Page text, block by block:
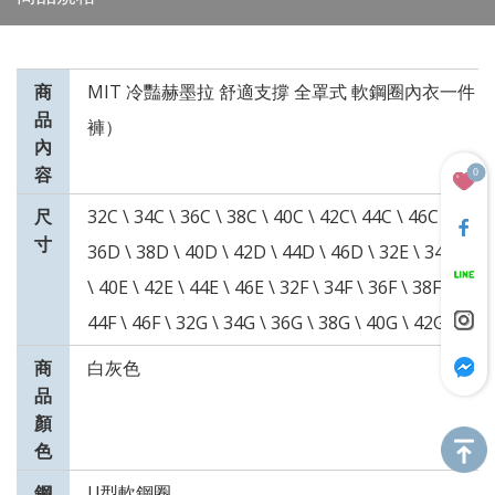
商
品
內
容
MIT 冷豔赫墨拉 舒適支撐 全罩式 軟鋼圈內衣一件
褲）
尺
寸
32C \ 34C \ 36C \ 38C \ 40C \ 42C\ 44C \ 46C \
36D \ 38D \ 40D \ 42D \ 44D \ 46D \ 32E \ 34E \
\ 40E \ 42E \ 44E \ 46E \ 32F \ 34F \ 36F \ 38F \ 40F
44F \ 46F \ 32G \ 34G \ 36G \ 38G \ 40G \ 42G \
商
品
顏
色
白灰色
0